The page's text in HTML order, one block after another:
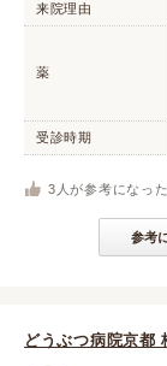
来院理由
薬
受診時期
3 人が参考になっ
参考
どうぶつ病院京都